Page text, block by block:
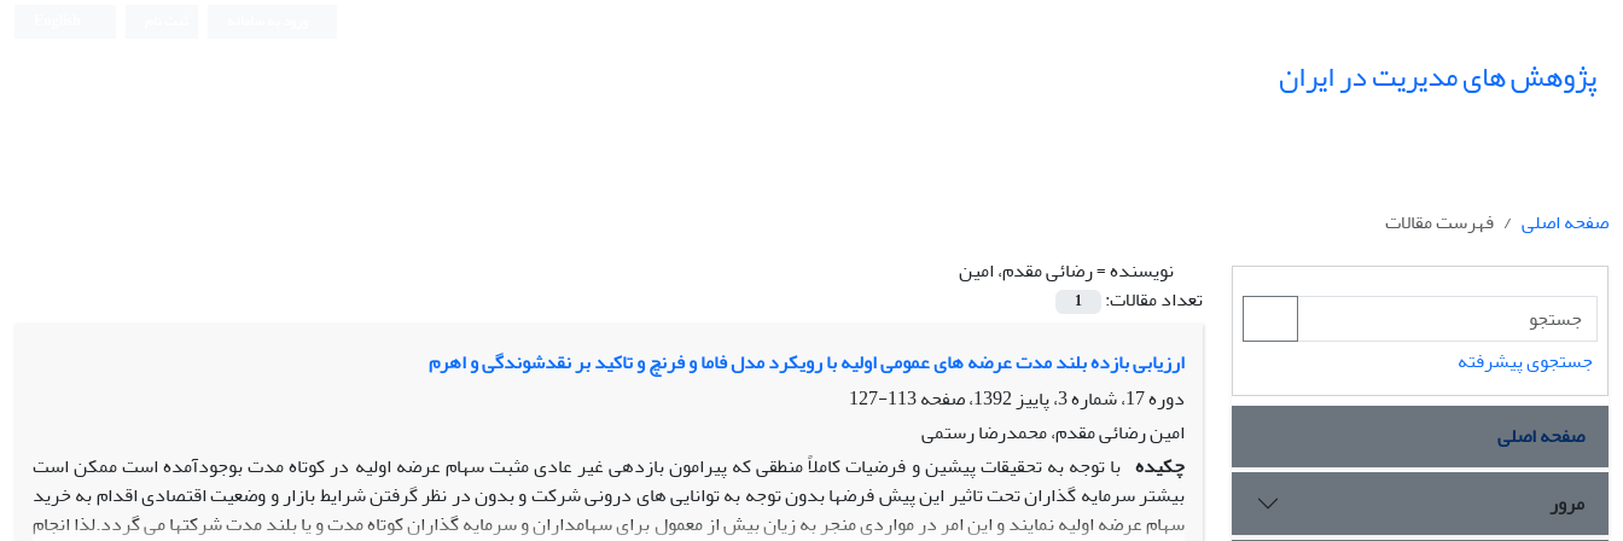
پژوهش های مدیریت در ایران
صفحه اصلی
فهرست مقالات
نویسنده =رضائی مقدم، امین
تعداد مقالات:
1
ارزیابی بازده بلند مدت عرضه های عمومی اولیه با رویکرد مدل فاما و فرنچ و تاکید بر نقدشوندگی و اهرم
دوره 17، شماره 3، پاییز 1392، صفحه
113-127
امین رضائی مقدم، محمدرضا رستمی
چکیده با توجه به تحقیقات پیشین و فرضیات کاملاً منطقی که پیرامون بازدهی غیر عادی مثبت سهام عرضه اولیه در کوتاه مدت بوجودآمده است ممکن است
بیشتر سرمایه گذاران تحت تاثیر این پیش فرضها بدون توجه به توانایی های درونی شرکت و بدون در نظر گرفتن شرایط بازار و وضعیت اقتصادی اقدام به خرید
سهام عرضه اولیه نمایند و این امر در مواردی منجر به زیان بیش از معمول برای سهامداران و سرمایه گذاران کوتاه مدت و یا بلند مدت شرکتها می گردد.لذا انجام
جستجوی پیشرفته
صفحه اصلی
مرور